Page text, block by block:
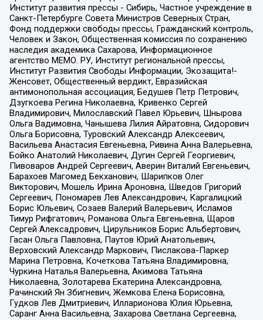
Институт развития прессы - Сибирь, Частное учреждение в
Санкт-Петербурге Совета Министров Северных Стран,
Фонд поддержки свободы прессы, Гражданский контроль,
Человек и Закон, Общественная комиссия по сохранению
наследия академика Сахарова, Информационное
агентство МЕМО. РУ, Институт региональной прессы,
Институт Развития Свободы Информации, Экозащита!-
Женсовет, Общественный вердикт, Евразийская
антимонопольная ассоциация, Бедушев Петр Петрович,
Дзугкоева Регина Николаевна, Кривенко Сергей
Владимирович, Милославский Павел Юрьевич, Шнырова
Ольга Вадимовна, Чанышева Лилия Айратовна, Сидорович
Ольга Борисовна, Туровский Александр Алексеевич,
Васильева Анастасия Евгеньевна, Ривина Анна Валерьевна,
Бойко Анатолий Николаевич, Дугин Сергей Георгиевич,
Пивоваров Андрей Сергеевич, Аверин Виталий Евгеньевич,
Барахоев Магомед Бекханович, Шарипков Олег
Викторович, Мошель Ирина Ароновна, Шведов Григорий
Сергеевич, Пономарев Лев Александрович, Каргалицкий
Борис Юльевич, Созаев Валерий Валерьевич, Исламов
Тимур Рифгатович, Романова Ольга Евгеньевна, Щаров
Сергей Алексадрович, Цирульников Борис Альбертович,
Гасан Ольга Павловна, Паутов Юрий Анатольевич,
Верховский Александр Маркович, Пислакова-Паркер
Марина Петровна, Кочеткова Татьяна Владимировна,
Чуркина Наталья Валерьевна, Акимова Татьяна
Николаевна, Золотарева Екатерина Александровна,
Рачинский Ян Збигневич, Жемкова Елена Борисовна,
Гудков Лев Дмитриевич, Илларионова Юлия Юрьевна,
Саранг Анна Васильевна, Захарова Светлана Сергеевна,